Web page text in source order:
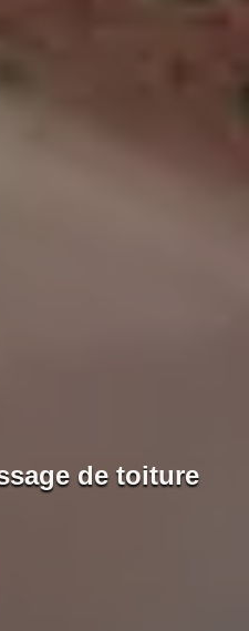
de toiture